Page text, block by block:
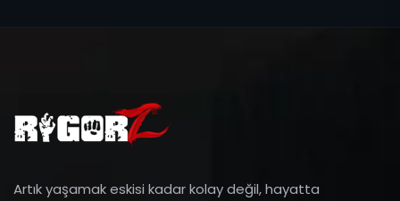
Artık yaşamak eskisi kadar kolay değil, hayatta